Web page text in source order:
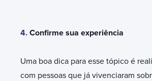
4. Confirme sua experiência
Uma boa dica para esse tópico é
com pessoas que já vivenciaram